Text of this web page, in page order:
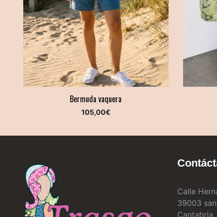
Bermuda vaquera
105,00€
Calle
39003
Cantabria